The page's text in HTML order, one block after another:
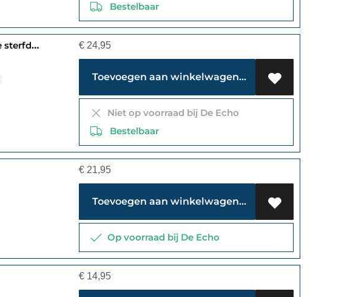
Bestelbaar
Hendrik Willem Heuvel bij zijn 100e sterfdag € 24,95
Toevoegen aan winkelwagen
Niet op voorraad bij De Echo
Bestelbaar
€ 21,95
Toevoegen aan winkelwagen
Op voorraad bij De Echo
€ 14,95